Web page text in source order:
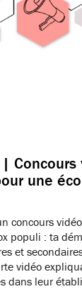
Concours
une
concours
populi : ta
et
vidéo
dans leur